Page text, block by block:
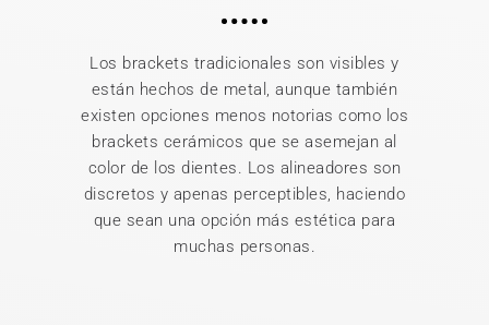
Los brackets tradicionales son visibles y
están hechos de metal, aunque también
existen opciones menos notorias como los
brackets cerámicos que se asemejan al
color de los dientes. Los alineadores son
discretos y apenas perceptibles, haciendo
que sean una opción más estética para
muchas personas.